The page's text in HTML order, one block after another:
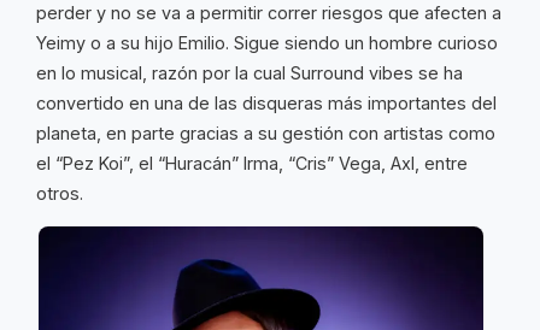
perder y no se va a permitir correr riesgos que afecten a
Yeimy o a su hijo Emilio. Sigue siendo un hombre curioso
en lo musical, razón por la cual Surround vibes se ha
convertido en una de las disqueras más importantes del
planeta, en parte gracias a su gestión con artistas como
el “Pez Koi”, el “Huracán” Irma, “Cris” Vega, Axl, entre
otros.